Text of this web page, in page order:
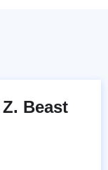
Beast